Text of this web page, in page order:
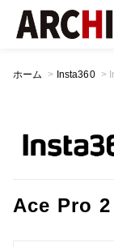
ホーム > Insta360 >
Ace Pro 2